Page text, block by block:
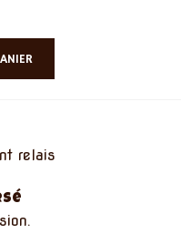
relais